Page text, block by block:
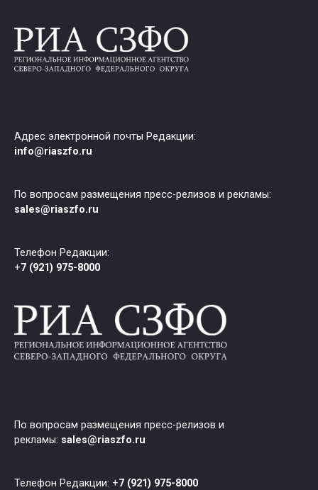
Адрес электронной почты Редакции:
info@riaszfo.ru
По вопросам размещения пресс-релизов и рекламы:
sales@riaszfo.ru
Телефон Редакции:
+7 (921) 975-8000
По вопросам размещения пресс-релизов и
рекламы: sales@riaszfo.ru
Телефон Редакции: +7 (921) 975-8000